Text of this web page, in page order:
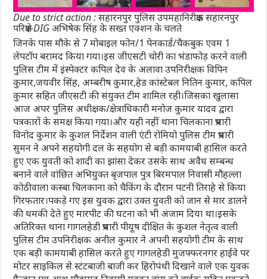
Due to strict action : सहारनपुर पुलिस उपमहानिरीक्षक सहारनपुर
परिक्षेत्र-DIG अभिषेक सिंह के सख्त एक्शन के चलते
जिनके पास मौके से 7 मोबाइल फोन/1 पेनकार्ड/चैकबुक एवम 1
लेपटाॅप बरामद किया गया।इस जीएसटी चोरी का भंडाफोड़ करने वाली
पुलिस टीम में इंस्पेक्टर कपिल देव के अलावा उपनिरीक्षक विपिन
कुमार,जयवीर सिंह, अम्बरीष कुमार,हेड कांस्टेबल नितिन कुमार, कपिल
कुमार सहित जीएसटी की संयुक्त टीम शामिल रही।जिसका खुलासा
आज अपर पुलिस अधीक्षक/क्षेत्राधिकारी मनोज कुमार यादव द्वारा
पत्रकारों के समक्ष किया गया।और यही नहीं थाना चिलकाना प्रभारी
विनोद कुमार के कुशल निर्देशन वाली एंटी रोमियो पुलिस टीम प्रभारी
सुमन ने अपने सहयोगी दल के सहयोग से बड़ी कामयाबी हासिल करते
हुए एक युवती को शादी का झांसा देकर उसके साथ अवैध सम्बन्ध
बनाने वाले वांछित अभियुक्त बृजपाल पुत्र बिरमपाल निवासी मौहल्ला
कोठीवाला कस्बा चिलकाना को चैकिंग के दौरान पटनी तिराहे से किया
गिरफतार।पकड़े गए इस युवक द्वारा उक्त युवती को जान से मार डालने
की धमकी देते हुए मारपीट की घटना को भी अंजाम दिया था।इसके
अतिरिक्त थाना गागलहेडी प्रभारी पीयूष दीक्षित के कुशल नेतृत्व वाली
पुलिस टीम उपनिरीक्षक अनील कुमार ने अपनी सहयोगी टीम के साथ
एक बड़ी कामयाबी हासिल करते हुए गागलहेडी मुजफ्फरनगर हाईवे पर
मोटर साइकिल से स्टंटबाजी बाजी कर हिरोपंथी दिखाने वाले एक युवक